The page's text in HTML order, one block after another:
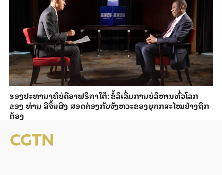
ຮອງ​ປະທາ​ນາ​ທິ​ບໍ​ດີອ​າ​ຟ​ຣິ​ກາ​ໃຕ້: ຂໍ້​ລິ​ເລີ່ມການ​ບໍ​ລິ​ຫານ​ທົ່ວ​ໂລກ​
ຂອງ ທ່ານ ສີ​ຈິ້ນ​ຜິງ ​ສ​ອດ​ຄ່ອງ​ກັບຈັງ​ຫວະ​ຂອງ​ຍຸກກ​ສະ​ໄໝ​ຢ່າງ​ຖືກ​
ຕ້ອງ